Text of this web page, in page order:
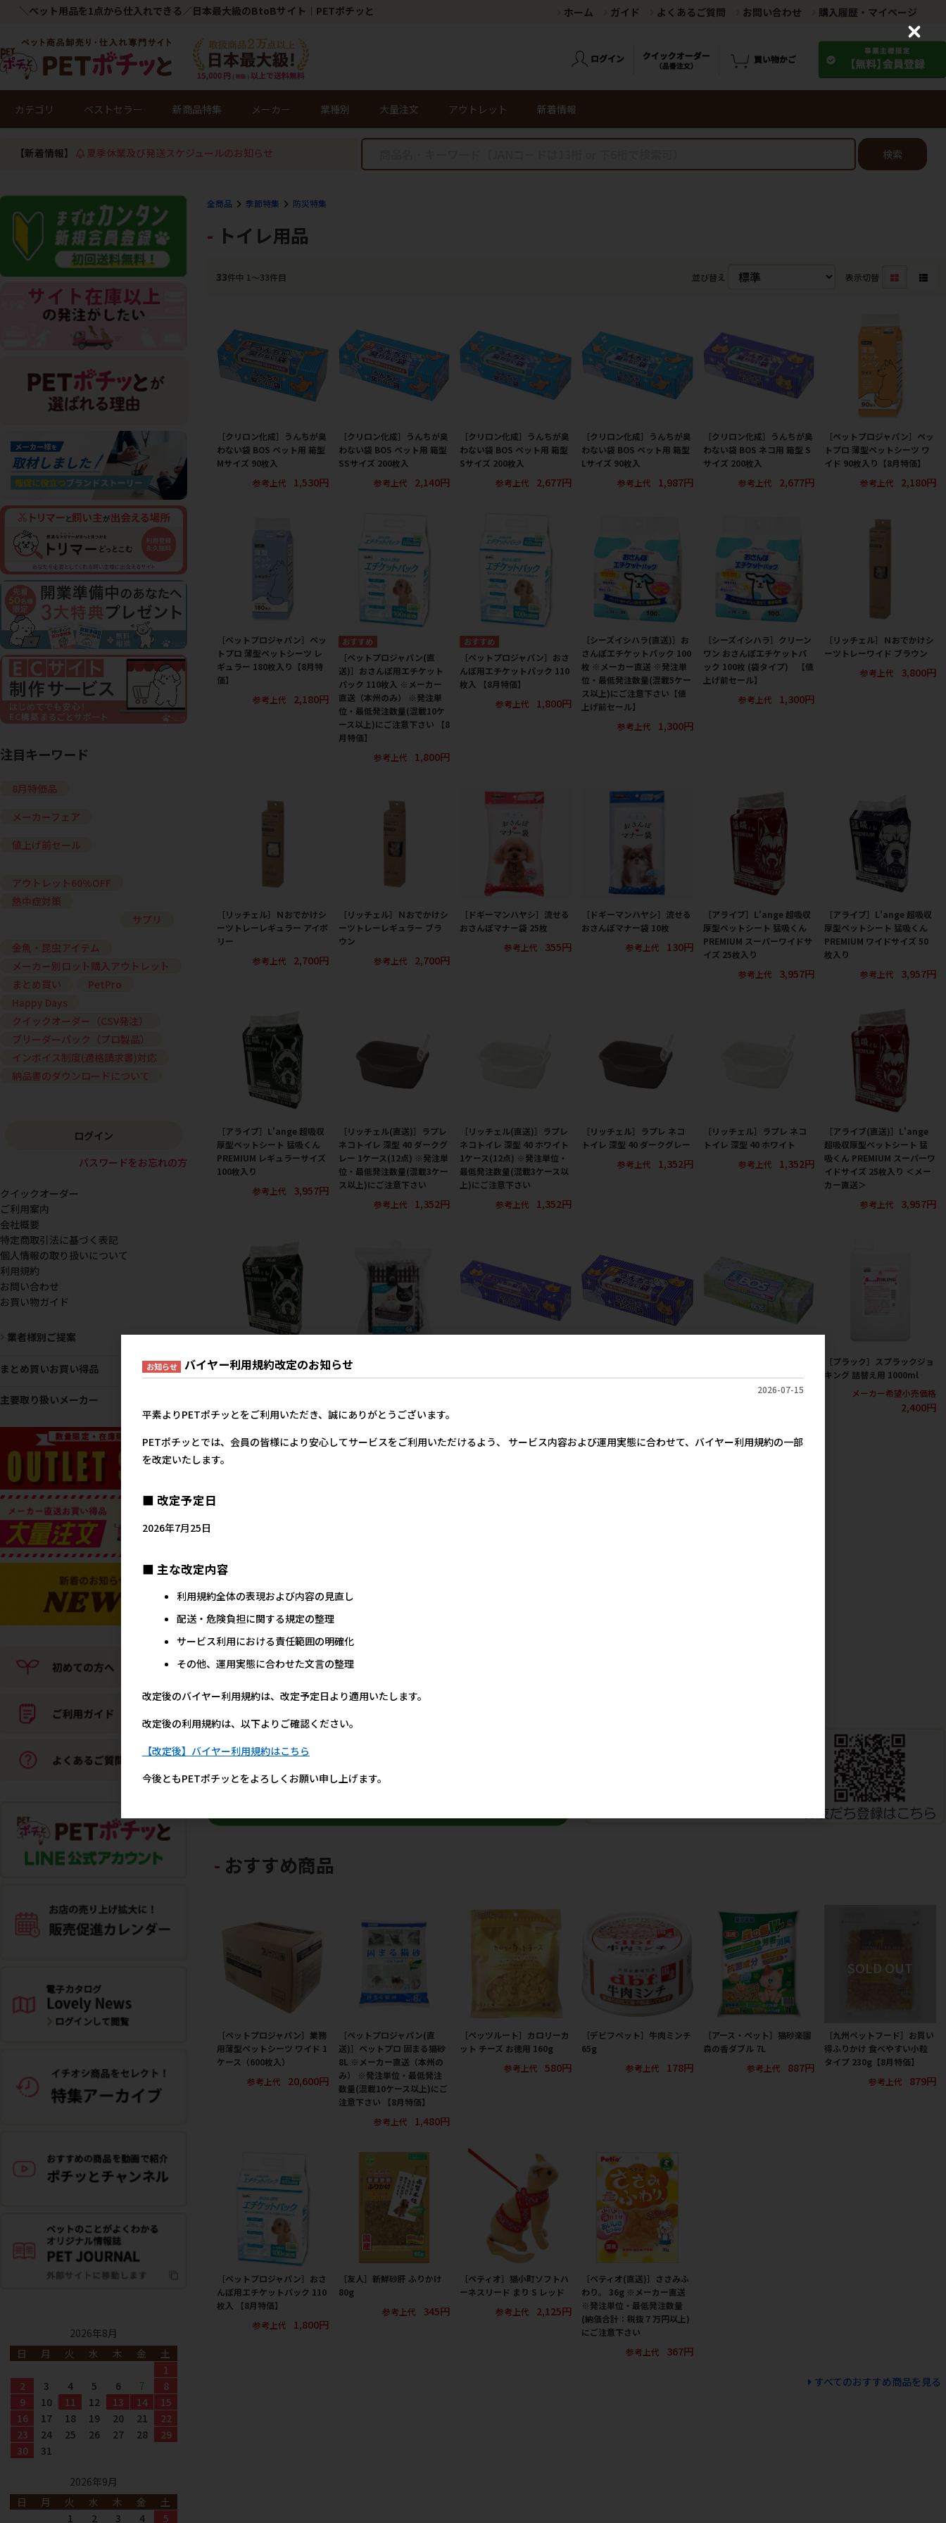
＼ペット用品を1点から仕入れできる／日本最大級のBtoBサイト｜PETポチッと ホーム ガイド よくあるご質問 お問い合わせ 購入履歴・マイページ
カテゴリ ベストセラー 新商品特集 メーカー 業種別 大量注文 アウトレット 新着情報
【新着情報】 夏季休業及び発送スケジュールのお知らせ 検索
全商品 季節特集 防災特集
トイレ用品
33件中 1〜33件目 並び替え 表示切替
［クリロン化成］うんちが臭
わない袋 BOS ペット用 箱型
Mサイズ 90枚入
参考上代
1,530円
［クリロン化成］うんちが臭
わない袋 BOS ペット用 箱型
SSサイズ 200枚入
参考上代
2,140円
［クリロン化成］うんちが臭
わない袋 BOS ペット用 箱型
Sサイズ 200枚入
参考上代
2,677円
［クリロン化成］うんちが臭
わない袋 BOS ペット用 箱型
Lサイズ 90枚入
参考上代
1,987円
［クリロン化成］うんちが臭
わない袋 BOS ネコ用 箱型 S
サイズ 200枚入
参考上代
2,677円
［ペットプロジャパン］ペッ
トプロ 薄型ペットシーツ ワ
イド 90枚入り【8月特価】
参考上代
2,180円
［ペットプロジャパン］ペッ
トプロ 薄型ペットシーツ レ
ギュラー 180枚入り【8月特
価】
参考上代
2,180円
［ペットプロジャパン(直
送)］おさんぽ用エチケット
パック 110枚入 ※メーカー
直送（本州のみ） ※発注単
位・最低発注数量(混載10ケ
ース以上)にご注意下さい 【8
月特価】
参考上代
1,800円
［ペットプロジャパン］おさ
んぽ用エチケットパック 110
枚入 【8月特価】
参考上代
1,800円
［シーズイシハラ(直送)］お
さんぽエチケットパック 100
枚 ※メーカー直送 ※発注単
位・最低発注数量(混載5ケー
ス以上)にご注意下さい【値
上げ前セール】
参考上代
1,300円
［シーズイシハラ］クリーン
ワン おさんぽエチケットパ
ック 100枚 (袋タイプ) 【値
上げ前セール】
参考上代
1,300円
［リッチェル］Ｎおでかけシ
ーツトレーワイド ブラウン
参考上代
3,800円
［リッチェル］Ｎおでかけシ
ーツトレーレギュラー アイボ
リー
参考上代
2,700円
［リッチェル］Ｎおでかけシ
ーツトレーレギュラー ブラ
ウン
参考上代
2,700円
［ドギーマンハヤシ］流せる
おさんぽマナー袋 25枚
参考上代
355円
［ドギーマンハヤシ］流せる
おさんぽマナー袋 10枚
参考上代
130円
［アライブ］L'ange 超吸収
厚型ペットシート 猛吸くん
PREMIUM スーパーワイドサ
イズ 25枚入り
参考上代
3,957円
［アライブ］L'ange 超吸収
厚型ペットシート 猛吸くん
PREMIUM ワイドサイズ 50
枚入り
参考上代
3,957円
［アライブ］L'ange 超吸収
厚型ペットシート 猛吸くん
PREMIUM レギュラーサイズ
100枚入り
参考上代
3,957円
［リッチェル(直送)］ラプレ
ネコトイレ 深型 40 ダークグ
レー 1ケース(12点) ※発注単
位・最低発注数量(混載3ケー
ス以上)にご注意下さい
参考上代
1,352円
［リッチェル(直送)］ラプレ
ネコトイレ 深型 40 ホワイト
1ケース(12点) ※発注単位・
最低発注数量(混載3ケース以
上)にご注意下さい
参考上代
1,352円
［リッチェル］ラプレ ネコ
トイレ 深型 40 ダークグレー
参考上代
1,352円
［リッチェル］ラプレ ネコ
トイレ 深型 40 ホワイト
参考上代
1,352円
［アライブ(直送)］L'ange
超吸収厚型ペットシート 猛
吸くん PREMIUM スーパーワ
イドサイズ 25枚入り ＜メー
カー直送＞
参考上代
3,957円
［アライブ(直送)］L'ange
超吸収厚型ペットシート 猛
ー直送＞
［猫壱］ポータブル トイレ
［プラック］スプラックジョ
キング 詰替え用 1000ml
メーカー希望小売価格
2,400円
［プラック］スプラック ジ
ョキング 500mlスプレー
参考上代 1,800円
［リッチェル］Ｎおでかけシ
ーツトレーワイド アイボリー
おすすめ商品
［ペットプロジャパン］業務
用薄型ペットシーツ ワイド 1
ケース（600枚入）
参考上代
20,600円
［ペットプロジャパン(直
送)］ペットプロ 固まる猫砂
8L ※メーカー直送（本州の
み） ※発注単位・最低発注
数量(混載10ケース以上)にご
注意下さい 【8月特価】
参考上代
1,480円
［ペッツルート］カロリーカ
ット チーズ お徳用 160g
参考上代
580円
［デビフペット］牛肉ミンチ
65g
参考上代
178円
［アース・ペット］猫砂楽園
森の香ダブル 7L
参考上代
887円
［九州ペットフード］お買い
得ふりかけ 食べやすい小粒
タイプ 230g【8月特価】
参考上代
879円
［ペットプロジャパン］おさ
んぽ用エチケットパック 110
枚入 【8月特価】
参考上代
1,800円
［友人］新鮮砂肝 ふりかけ
80g
参考上代
345円
［ペティオ］猫小町ソフトハ
ーネスリード まり S レッド
参考上代
2,125円
［ペティオ(直送)］ささみふ
わり。 36g ※メーカー直送
※発注単位・最低発注数量
(納価合計：税抜７万円以上)
にご注意下さい
参考上代
367円
すべてのおすすめ商品を見る
注目キーワード
8月特価品
メーカーフェア
値上げ前セール
アウトレット60%OFF
熱中症対策
サプリ
金魚・昆虫アイテム
メーカー別ロット購入アウトレット
まとめ買い
PetPro
Happy Days
クイックオーダー（CSV発注）
ブリーダーパック（プロ製品）
インボイス制度(適格請求書)対応
納品書のダウンロードについて
ログイン
パスワードをお忘れの方
クイックオーダー
ご利用案内
会社概要
特定商取引法に基づく表記
個人情報の取り扱いについて
利用規約
お問い合わせ
お買い物ガイド
業者様別ご提案
まとめ買いお買い得品
主要取り扱いメーカー
2026年8月
日
月 火 水 木 金
土
1
2
3 4 5 6 7
8
9
10 11 12 13 14
15
16
17 18 19 20 21
22
23
24 25 26 27 28
29
30
31
2026年9月
日
月 火 水 木 金
土
1
2 3 4 5
お知らせ バイヤー利用規約改定のお知らせ
2026-07-15
平素よりPETポチッとをご利用いただき、誠にありがとうございます。
PETポチッとでは、会員の皆様により安心してサービスをご利用いただけるよう、 サービス内容および運用実態に合わせて、バイヤー利用規約の一部
を改定いたします。
■ 改定予定日
2026年7月25日
■ 主な改定内容
利用規約全体の表現および内容の見直し
配送・危険負担に関する規定の整理
サービス利用における責任範囲の明確化
その他、運用実態に合わせた文言の整理
改定後のバイヤー利用規約は、改定予定日より適用いたします。
改定後の利用規約は、以下よりご確認ください。
【改定後】バイヤー利用規約はこちら
今後ともPETポチッとをよろしくお願い申し上げます。
C
o
s
e